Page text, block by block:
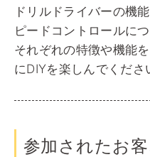
ドリルドライバーの機
ピードコントロールに
それぞれの特徴や機能
にDIYを楽しんでくださ
参加されたお